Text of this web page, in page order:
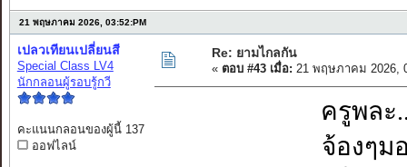
21 พฤษภาคม 2026, 03:52:PM
เปลวเทียนเปลี่ยนสี
Special Class LV4
นักกลอนผู้รอบรู้กวี
คะแนนกลอนของผู้นี้ 137
ออฟไลน์
Re: ยามไกลกัน
« ตอบ #43 เมื่อ: 21 พฤษภาคม 2026,
ครูพละ
จ้องๆม